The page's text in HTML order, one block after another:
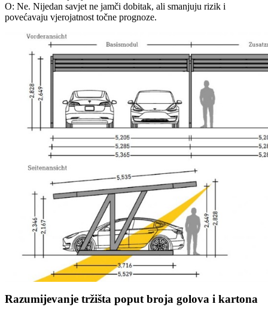
O: Ne. Nijedan savjet ne jamči dobitak, ali smanjuju rizik i
povećavaju vjerojatnost točne prognoze.
Razumijevanje tržišta poput broja golova i kartona